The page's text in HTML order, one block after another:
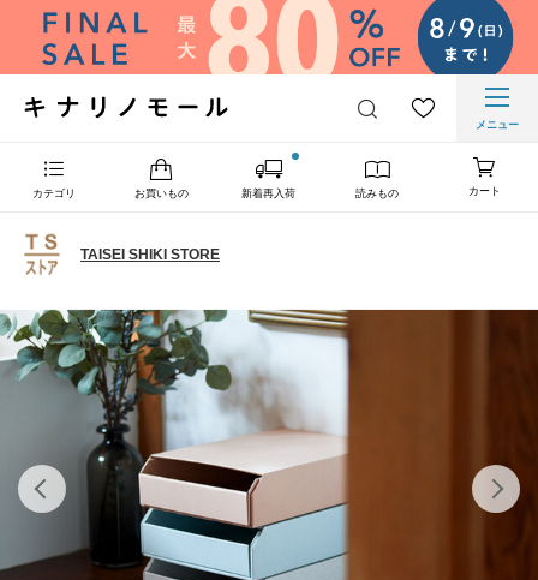
メニュー
カテゴリ お買いもの 新着再入荷 読みもの カート
TAISEI SHIKI STORE